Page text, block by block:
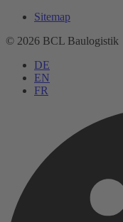
Sitemap
© 2026 BCL Baulogistik
DE
EN
FR